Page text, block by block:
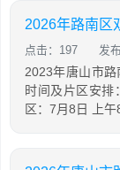
2026年路南区
点击：197 发
2023年唐山市
时间及片区安排
区：7月8日 上